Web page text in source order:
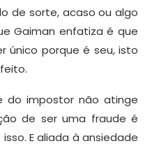
de sorte, acaso ou algo
Gaiman enfatiza é que
único porque é seu, isto
do impostor não atinge
de ser uma fraude é
E aliada à ansiedade